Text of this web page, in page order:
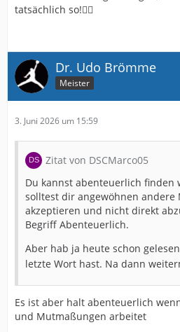
tatsächlich so!🤷‍♂️
Dr. Udo Brömme
Meister
3. Juni 2026 um 15:59
Zitat von DSCMarco05
Du kannst abenteuerlich finden
solltest dir angewöhnen andere
akzeptieren und nicht direkt
Begriff Abenteuerlich.
Aber hab ja heute schon
letzte Wort hast. Na dann
Es ist aber halt abenteuerlich
und Mutmaßungen arbeitet